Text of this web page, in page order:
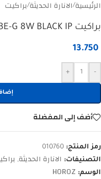
الرئيسية/الانارة الحديثة/براكيت
براكيت HOROZ 076 069 0008 CUBE-G 8W BLACK IP
13.750
-
+
أضف إلى المفضلة
رمز المنتج: 010760
التصنيفات: الانارة الحديثة,
الوسم: HOROZ